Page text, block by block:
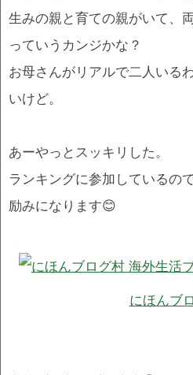
生みの親と育ての親がいて、
っていうカンジかな？
お母さんがリアルで二人いる
いけど。
あーやっとスッキリした。
ランキングに参加しているの
励みになります😊
にほんブ